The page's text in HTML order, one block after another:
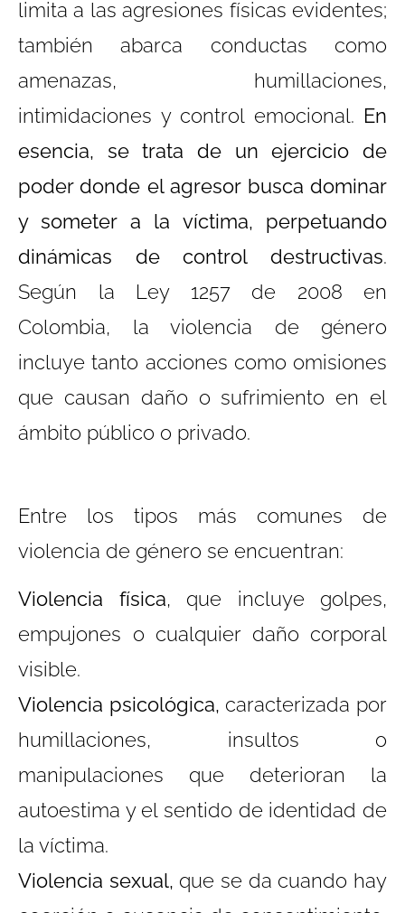
limita a las agresiones físicas evidentes;
también abarca conductas como
amenazas, humillaciones,
intimidaciones y control emocional. En
esencia, se trata de un ejercicio de
poder donde el agresor busca dominar
y someter a la víctima, perpetuando
dinámicas de control destructivas.
Según la Ley 1257 de 2008 en
Colombia, la violencia de género
incluye tanto acciones como omisiones
que causan daño o sufrimiento en el
ámbito público o privado.
Entre los tipos más comunes de
violencia de género se encuentran:
Violencia física, que incluye golpes,
empujones o cualquier daño corporal
visible.
Violencia psicológica, caracterizada por
humillaciones, insultos o
manipulaciones que deterioran la
autoestima y el sentido de identidad de
la víctima.
Violencia sexual, que se da cuando hay